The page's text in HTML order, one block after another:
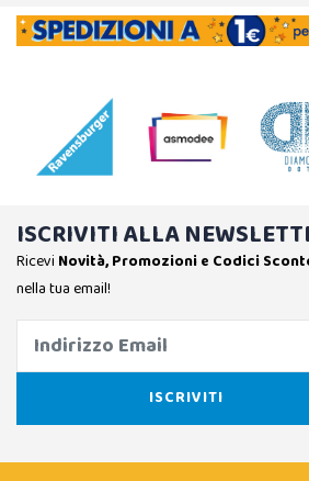
ISCRIVITI ALLA
Ricevi Novità, Promozioni e Codici
nella tua email!